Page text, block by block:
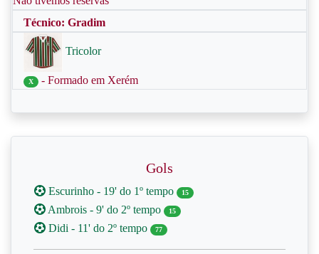
Técnico: Gradim
Tricolor
X - Formado em Xerém
Gols
Escurinho - 19' do 1º tempo 15
Ambrois - 9' do 2º tempo 15
Didi - 11' do 2º tempo 77